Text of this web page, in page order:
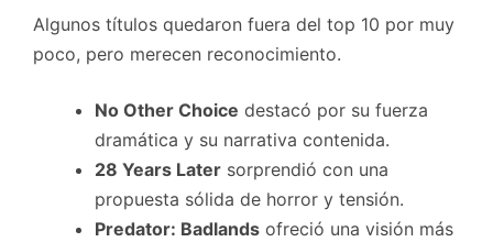
Algunos títulos quedaron fuera del top 10 por muy
poco, pero merecen reconocimiento.
No Other Choice destacó por su fuerza
dramática y su narrativa contenida.
28 Years Later sorprendió con una
propuesta sólida de horror y tensión.
Predator: Badlands ofreció una visión más